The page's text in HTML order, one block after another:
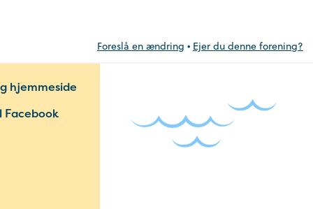
Foreslå en ændring • Ejer du denne forening?
hjemmeside
Facebook